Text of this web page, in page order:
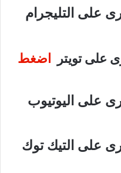
على التليجرام
على تويتر
اضغط
على اليوتيوب
على التيك توك